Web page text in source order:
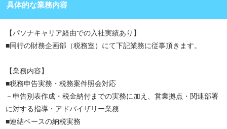
具体的な業務内容
【パソナキャリア経由での入社実績あり】
■同行の財務企画部（税務室）にて下記業務に従事頂きます。
【業務内容】
■税務申告実務・税務案件照会対応
－申告別表作成・税金納付までの実務に加え、営業拠点・関連部署
に対する指導・アドバイザリー業務
■連結ベースの納税実務